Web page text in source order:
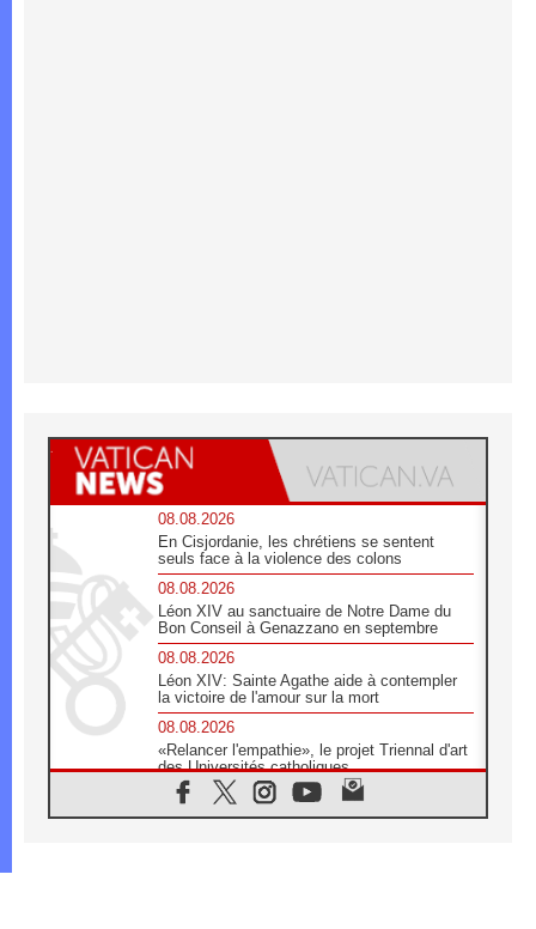
08.08.2026
En Cisjordanie, les chrétiens se sentent
seuls face à la violence des colons
08.08.2026
Léon XIV au sanctuaire de Notre Dame du
Bon Conseil à Genazzano en septembre
08.08.2026
Léon XIV: Sainte Agathe aide à contempler
la victoire de l'amour sur la mort
08.08.2026
«Relancer l'empathie», le projet Triennal d'art
des Universités catholiques
08.08.2026
Signis 2026, donner la parole aux religieuses